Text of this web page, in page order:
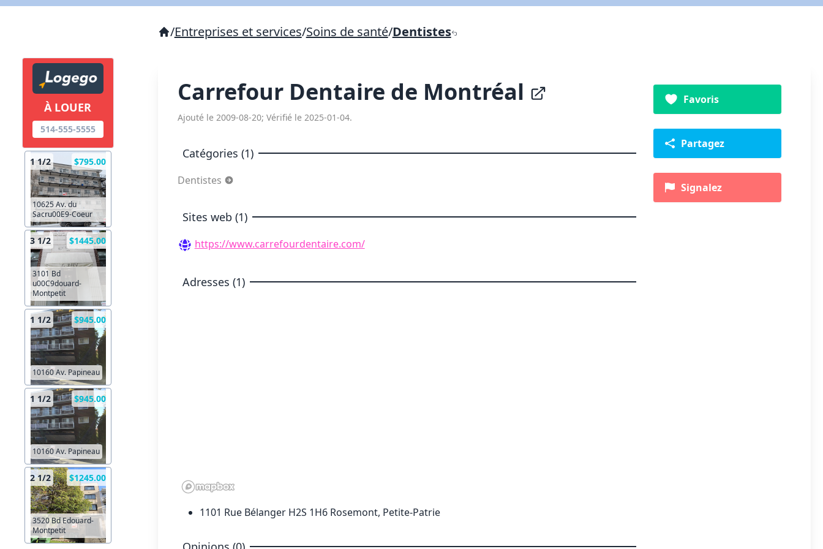
À LOUER
514-555-5555
1 1/2 $795.00
10625 Av. du
Sacru00E9-Coeur
3 1/2 $1445.00
3101 Bd
u00C9douard-
Montpetit
1 1/2 $945.00
10160 Av. Papineau
1 1/2 $945.00
10160 Av. Papineau
2 1/2 $1245.00
3520 Bd Edouard-
Montpetit
/Entreprises et services/Soins de santé/Dentistes
Carrefour Dentaire de Montréal
Ajouté le 2009-08-20; Vérifié le 2025-01-04.
Catégories (1)
Dentistes
Sites web (1)
https://www.carrefourdentaire.com/
Adresses (1)
1101 Rue Bélanger H2S 1H6 Rosemont, Petite-Patrie
Favoris
Partagez
Signalez
X Fermer
X Fermer Envoyez